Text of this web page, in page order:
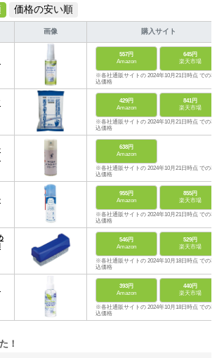
価格の安い順
画像 購入サイト
557円
Amazon
645円
楽天市場
※各社通販サイトの 2024年10月21日時点 での税
込価格
429円
Amazon
841円
楽天市場
※各社通販サイトの 2024年10月21日時点 での税
込価格
638円
Amazon
※各社通販サイトの 2024年10月21日時点 での税
込価格
955円
Amazon
855円
楽天市場
※各社通販サイトの 2024年10月21日時点 での税
込価格
546円
Amazon
529円
楽天市場
※各社通販サイトの 2024年10月18日時点 での税
込価格
393円
Amazon
440円
楽天市場
※各社通販サイトの 2024年10月18日時点 での税
込価格
！